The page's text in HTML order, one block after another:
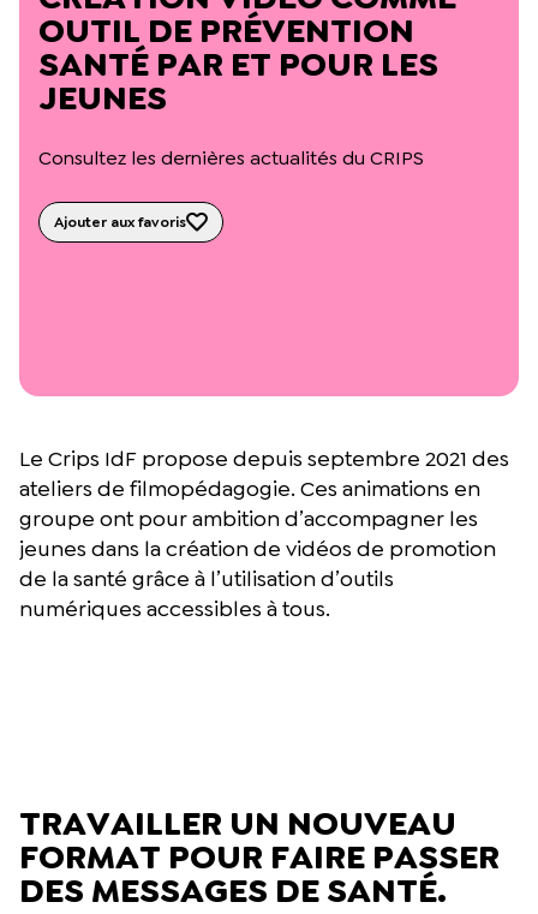
Notre documentation
Ressources pour les parents
Podcast 🎙️
Webinaires
L’équipe du Crips
Rapports d’activité et financiers
Projets réalisés avec nos partenaires
OUTIL DE PRÉVENTION
SANTÉ PAR ET POUR LES
JEUNES
Consultez les dernières actualités du CRIPS
Ajouter aux favoris
Le Crips IdF propose depuis septembre 2021 des
ateliers de filmopédagogie. Ces animations en
groupe ont pour ambition d’accompagner les
jeunes dans la création de vidéos de promotion
de la santé grâce à l’utilisation d’outils
numériques accessibles à tous.
TRAVAILLER UN NOUVEAU
FORMAT POUR FAIRE PASSER
DES MESSAGES DE SANTÉ.